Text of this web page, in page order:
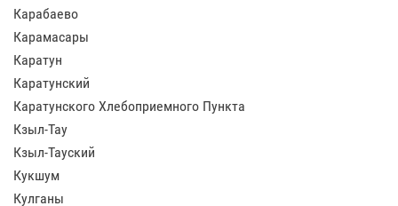
Карабаево
Карамасары
Каратун
Каратунский
Каратунского Хлебоприемного Пункта
Кзыл-Тау
Кзыл-Тауский
Кукшум
Кулганы